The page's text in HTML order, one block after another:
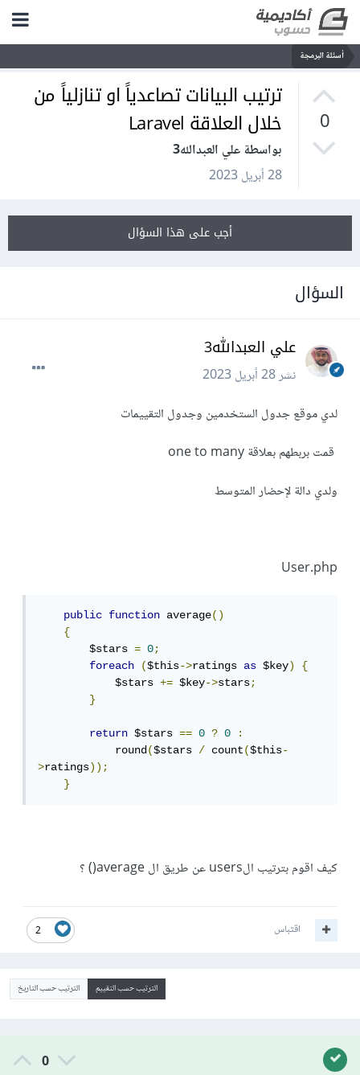
أسئلة البرمجة
0
ترتيب البيانات تصاعدياً او تنازلياً من
خلال العلاقة Laravel
بواسطة علي العبدالله3
28 أبريل 2023
أجب على هذا السؤال
السؤال
علي العبدالله3
نشر28 أبريل 2023
لدي موقع جدول الستخدمين وجدول التقييمات
قمت بربطهم بعلاقة one to many
ولدي دالة لإحضار المتوسط
User.php
public function average()
{
        $stars
= 0;
foreach
($this->ratings as $key)
{
            $stars
+= $key->stars;
}
return $stars == 0 ? 0
:
            round
($stars / count($this-
>ratings));
}
كيف اقوم بترتيب الusers عن طريق ال average() ؟
2 اقتباس
الترتيب حسب التقييم الترتيب حسب التاريخ
0